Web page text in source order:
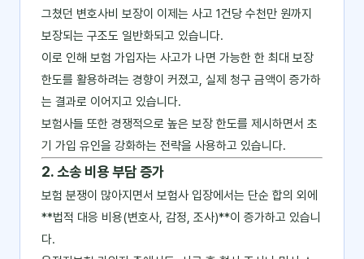
그쳤던 변호사비 보장이 이제는 사고 1건당 수천만 원까지
보장되는 구조도 일반화되고 있습니다.
이로 인해 보험 가입자는 사고가 나면 가능한 한 최대 보장
한도를 활용하려는 경향이 커졌고, 실제 청구 금액이 증가하
는 결과로 이어지고 있습니다.
보험사들 또한 경쟁적으로 높은 보장 한도를 제시하면서 초
기 가입 유인을 강화하는 전략을 사용하고 있습니다.
2. 소송 비용 부담 증가
보험 분쟁이 많아지면서 보험사 입장에서는 단순 합의 외에
**법적 대응 비용(변호사, 감정, 조사)**이 증가하고 있습니
다.